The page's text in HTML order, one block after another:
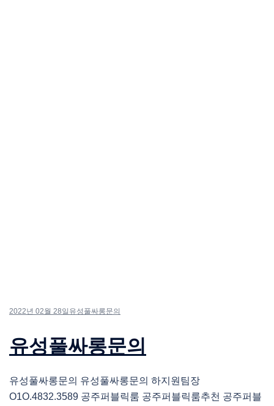
2022년 02월 28일 유성풀싸롱문의
유성풀싸롱문의
유성풀싸롱문의 유성풀싸롱문의 하지원팀장
O1O.4832.3589 공주퍼블릭룸 공주퍼블릭룸추천 공주퍼블